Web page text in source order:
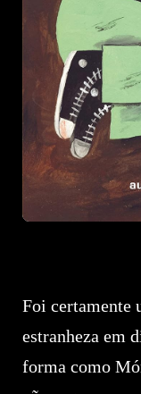
Foi certamente
estranheza em
forma como